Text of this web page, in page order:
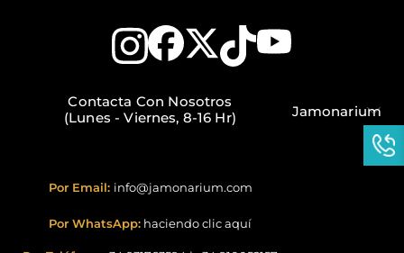
Contacta Con Nosotros
(Lunes - Viernes, 8-16 Hr)
Por Email: info@jamonarium.com
Por WhatsApp: haciendo clic aquí
Jamonarium